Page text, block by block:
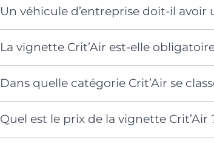
Un véhicule d’entreprise doit-il avoir
La vignette Crit’Air est-elle
Dans quelle catégorie Crit’Air se
Quel est le prix de la vignette Crit’Air